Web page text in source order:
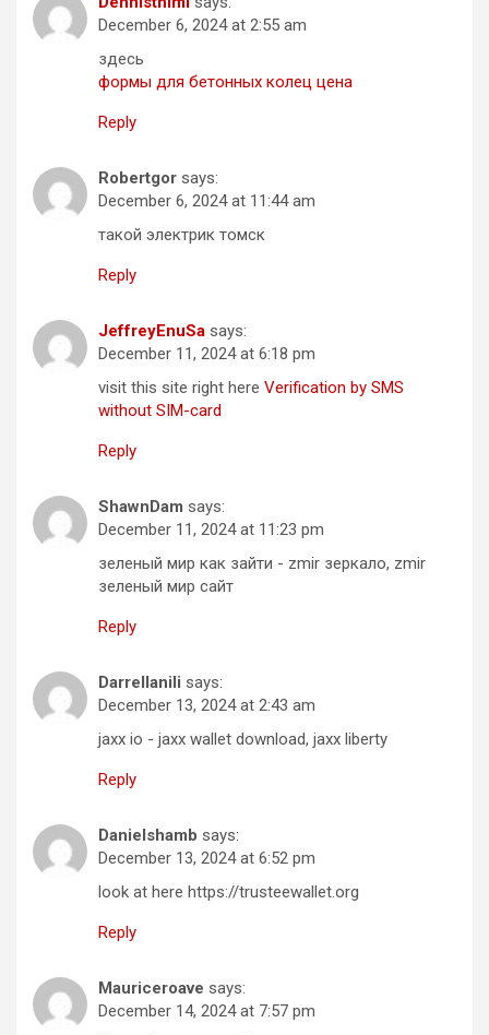
December 6, 2024 at 2:55 am
здесь
формы для бетонных колец цена
Reply
Robertgor says:
December 6, 2024 at 11:44 am
такой электрик томск
Reply
JeffreyEnuSa says:
December 11, 2024 at 6:18 pm
visit this site right here Verification by SMS
without SIM-card
Reply
ShawnDam says:
December 11, 2024 at 11:23 pm
зеленый мир как зайти - zmir зеркало, zmir
зеленый мир сайт
Reply
Darrellanili says:
December 13, 2024 at 2:43 am
jaxx io - jaxx wallet download, jaxx liberty
Reply
Danielshamb says:
December 13, 2024 at 6:52 pm
look at here https://trusteewallet.org
Reply
Mauriceroave says:
December 14, 2024 at 7:57 pm